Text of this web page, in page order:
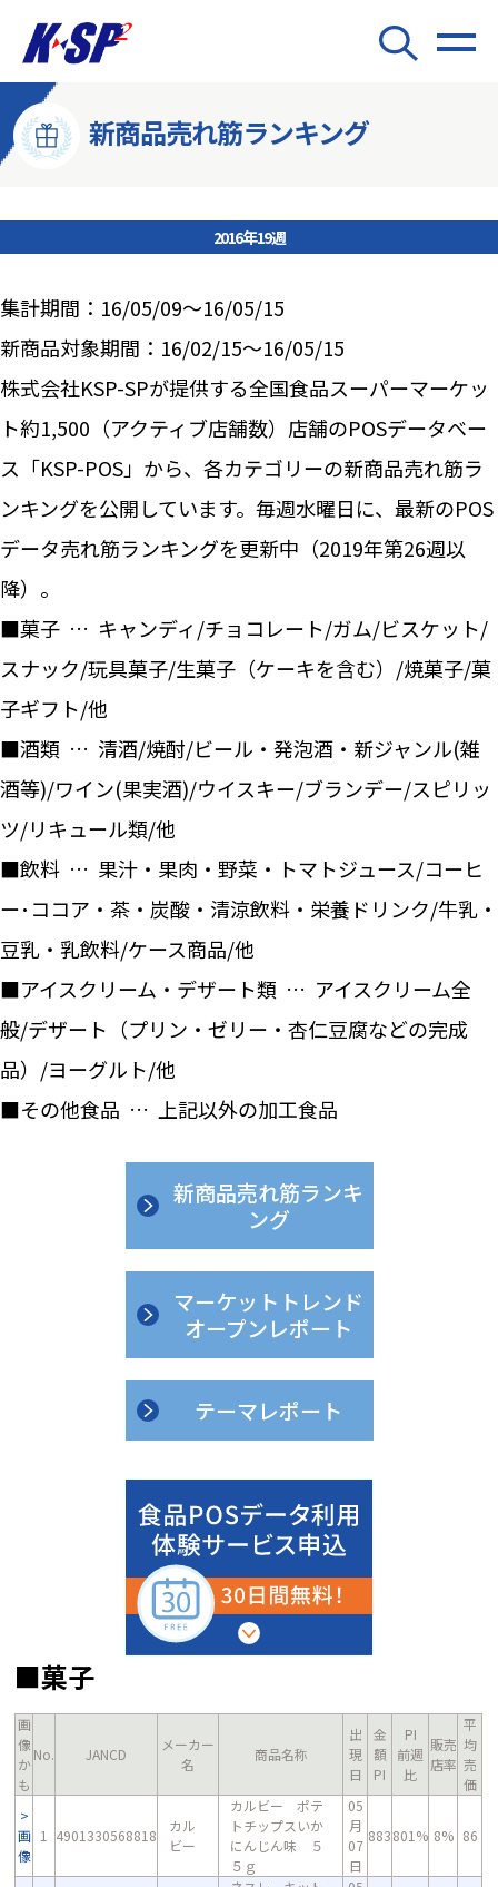
新商品売れ筋ランキング
2016年19週
集計期間：16/05/09～16/05/15
新商品対象期間：16/02/15～16/05/15
株式会社KSP-SPが提供する全国食品スーパーマーケッ
ト約1,500（アクティブ店舗数）店舗のPOSデータベー
ス「KSP-POS」から、各カテゴリーの新商品売れ筋ラ
ンキングを公開しています。毎週水曜日に、最新のPOS
データ売れ筋ランキングを更新中（2019年第26週以
降）。
■菓子 … キャンディ/チョコレート/ガム/ビスケット/
スナック/玩具菓子/生菓子（ケーキを含む）/焼菓子/菓
子ギフト/他
■酒類 … 清酒/焼酎/ビール・発泡酒・新ジャンル(雑
酒等)/ワイン(果実酒)/ウイスキー/ブランデー/スピリッ
ツ/リキュール類/他
■飲料 … 果汁・果肉・野菜・トマトジュース/コーヒ
ー･ココア・茶・炭酸・清涼飲料・栄養ドリンク/牛乳・
豆乳・乳飲料/ケース商品/他
■アイスクリーム・デザート類 … アイスクリーム全
般/デザート（プリン・ゼリー・杏仁豆腐などの完成
品）/ヨーグルト/他
■その他食品 … 上記以外の加工食品
新商品売れ筋ランキ
ング
マーケットトレンド
オープンレポート
テーマレポート
■菓子
画
像
か
も
No. JANCD
メーカー
名
商品名称
出
現
日
金
額
PI
PI
前週
比
販売
店率
平
均
売
価
画
像
1 4901330568818
カル
ビー
カルビー ポテ
トチップスいか
にんじん味 ５
５ｇ
05
月
07
日
883801% 8% 86